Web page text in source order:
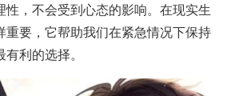
性，不会受到心态的影响。在现实生
重要，它帮助我们在紧急情况下保持
利的选择。